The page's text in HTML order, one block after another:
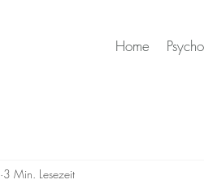
Home
3 Min. Lesezeit